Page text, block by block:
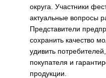
округа. Участники
актуальные вопросы
Представители
сохранить качество
удивить
покупателя и
продукции.